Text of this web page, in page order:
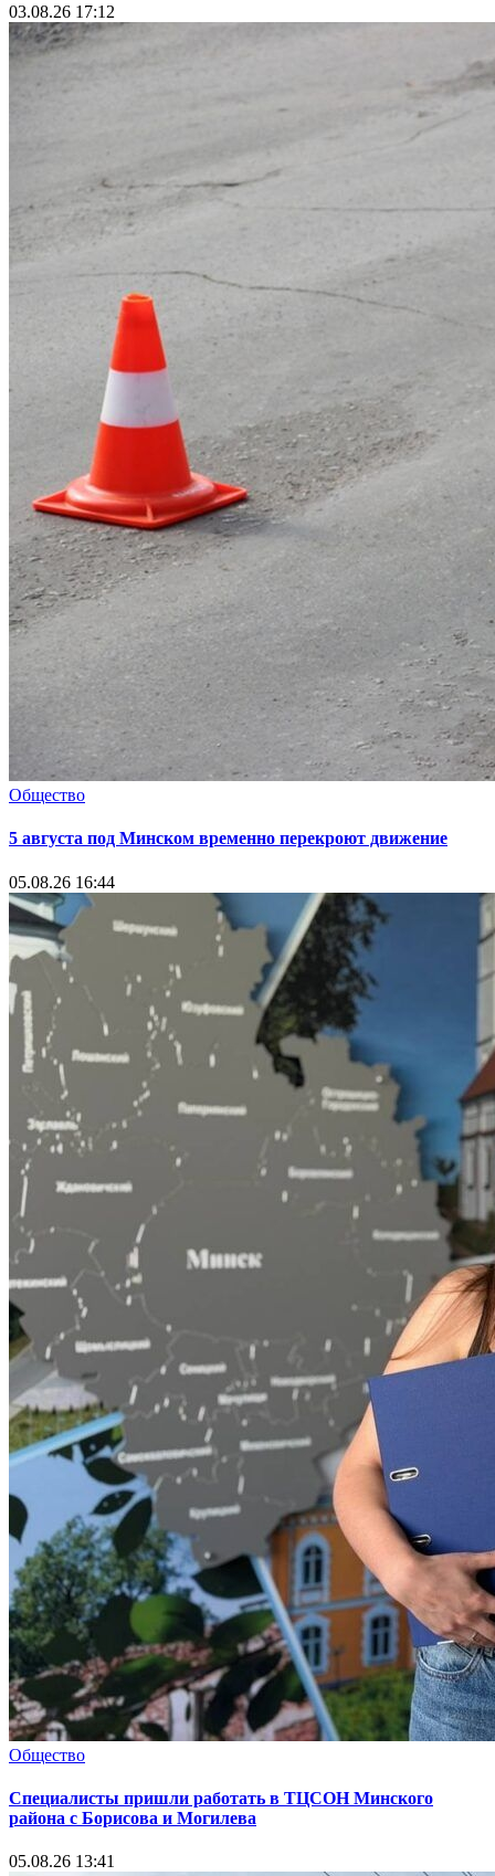
03.08.26 17:12
Общество
5 августа под Минском временно перекроют движение
05.08.26 16:44
Общество
Специалисты пришли работать в ТЦСОН Минского
района с Борисова и Могилева
05.08.26 13:41